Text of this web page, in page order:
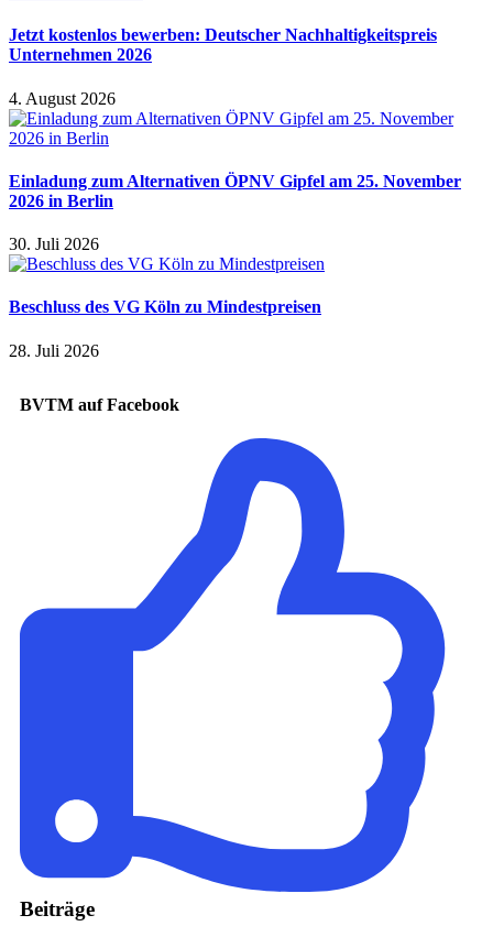
Jetzt kostenlos bewerben: Deutscher Nachhaltigkeitspreis
Unternehmen 2026
4. August 2026
Einladung zum Alternativen ÖPNV Gipfel am 25. November
2026 in Berlin
30. Juli 2026
Beschluss des VG Köln zu Mindestpreisen
28. Juli 2026
BVTM auf Facebook
Beiträge